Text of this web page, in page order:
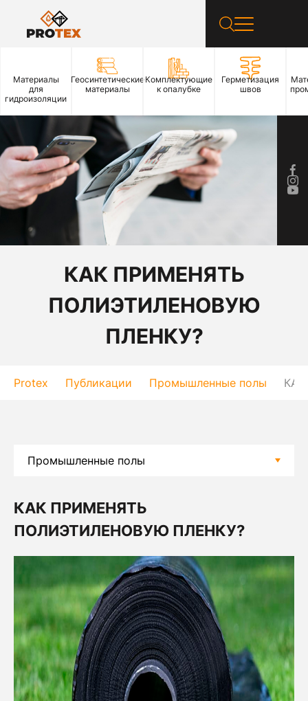
Материалы
для
гидроизоляции
Геосинтетические
материалы
Комплектующие
к опалубке
Герметизация
швов
КАК ПРИМЕНЯТЬ
ПОЛИЭТИЛЕНОВУЮ
ПЛЕНКУ?
Protex Публикации Промышленные полы
КАК ПРИМЕНЯТЬ
ПОЛИЭТИЛЕНОВУЮ ПЛЕНКУ?